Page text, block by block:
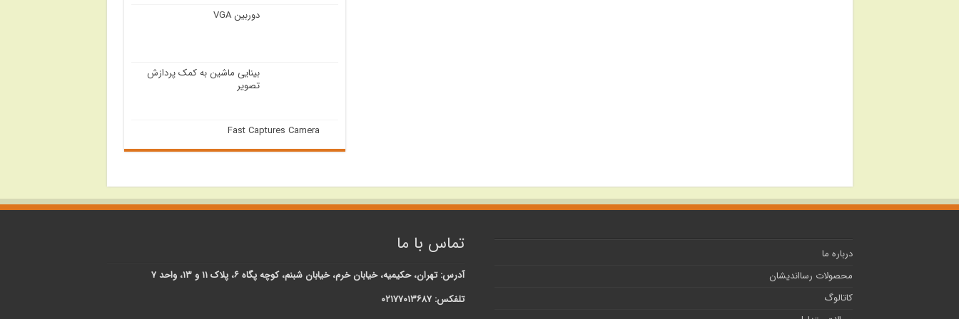
دوربین VGA
بینایی ماشین به کمک پردازش
تصویر
Fast Captures Camera
درباره ما
محصولات رسااندیشان
کاتالوگ
تماس با ما
آدرس: تهران، حکیمیه، خیابان خرم، خیابان شبنم، کوچه پگاه ۶، پلاک ۱۱ و ۱۳، واحد ۷
تلفکس: ۰۲۱۷۷۰۱۳۶۸۷